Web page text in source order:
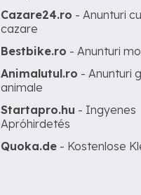
Cazare24.ro - Anunturi
cazare
Bestbike.ro - Anunturi
Animalutul.ro - Anunturi
animale
Startapro.hu - Ingyenes
Apróhirdetés
Quoka.de - Kostenlose